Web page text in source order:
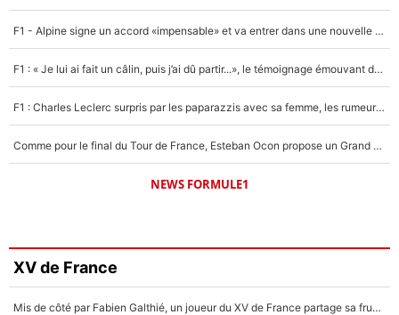
F1 - Alpine signe un accord «impensable» et va entrer dans une nouvelle dimension : Grande nouvelle pour Pierre Gasly !
F1 : « Je lui ai fait un câlin, puis j’ai dû partir...», le témoignage émouvant de Max Verstappen sur sa fille
F1 : Charles Leclerc surpris par les paparazzis avec sa femme, les rumeurs étaient vraies !
Comme pour le final du Tour de France, Esteban Ocon propose un Grand Prix de Formule 1 à Paris : «Autour de l’Arc de Triomphe, ce serait génial» !
NEWS FORMULE1
XV de France
Mis de côté par Fabien Galthié, un joueur du XV de France partage sa frustration : «ils ne me l’ont pas dit tout de suite»